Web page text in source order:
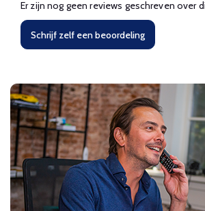
Er zijn nog geen reviews geschreven over
Schrijf zelf een beoordeling